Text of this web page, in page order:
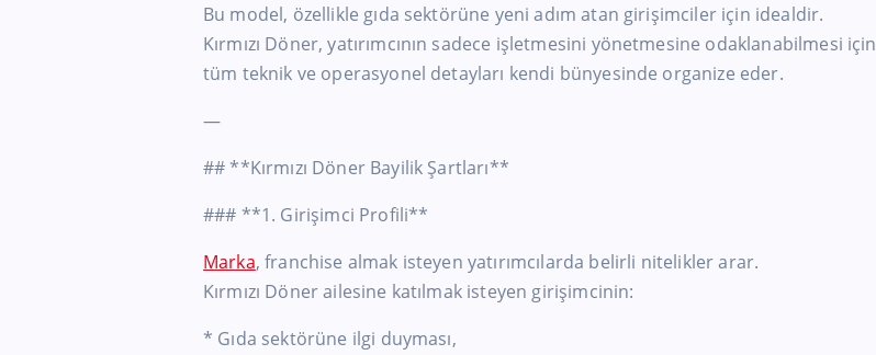
Bu model, özellikle gıda sektörüne yeni adım atan girişimciler için idealdir.
Kırmızı Döner, yatırımcının sadece işletmesini yönetmesine odaklanabilmesi için
tüm teknik ve operasyonel detayları kendi bünyesinde organize eder.
—
## **Kırmızı Döner Bayilik Şartları**
### **1. Girişimci Profili**
Marka, franchise almak isteyen yatırımcılarda belirli nitelikler arar.
Kırmızı Döner ailesine katılmak isteyen girişimcinin:
* Gıda sektörüne ilgi duyması,